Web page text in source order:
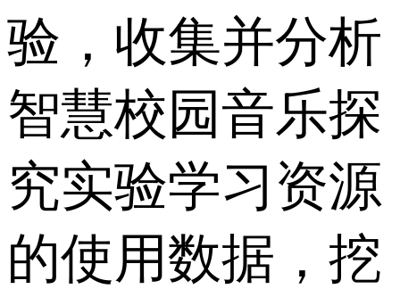
验，收集并分析
智慧校园音乐探
究实验学习资源
的使用数据，挖